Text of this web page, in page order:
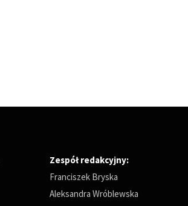
Zespół redakcyjny:
Franciszek Bryska
Aleksandra Wróblewska